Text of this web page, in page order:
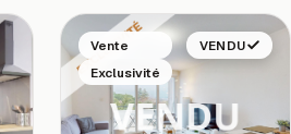
Vente
Exclusivité
VENDU